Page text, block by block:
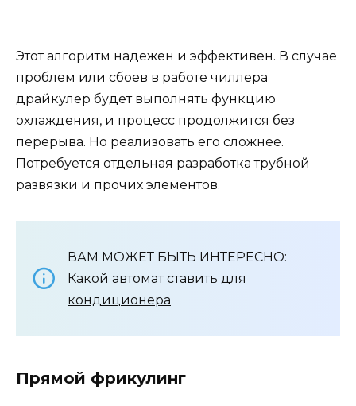
Этот алгоритм надежен и эффективен. В случае
проблем или сбоев в работе чиллера
драйкулер будет выполнять функцию
охлаждения, и процесс продолжится без
перерыва. Но реализовать его сложнее.
Потребуется отдельная разработка трубной
развязки и прочих элементов.
ВАМ МОЖЕТ БЫТЬ ИНТЕРЕСНО:
Какой автомат ставить для
кондиционера
Прямой фрикулинг